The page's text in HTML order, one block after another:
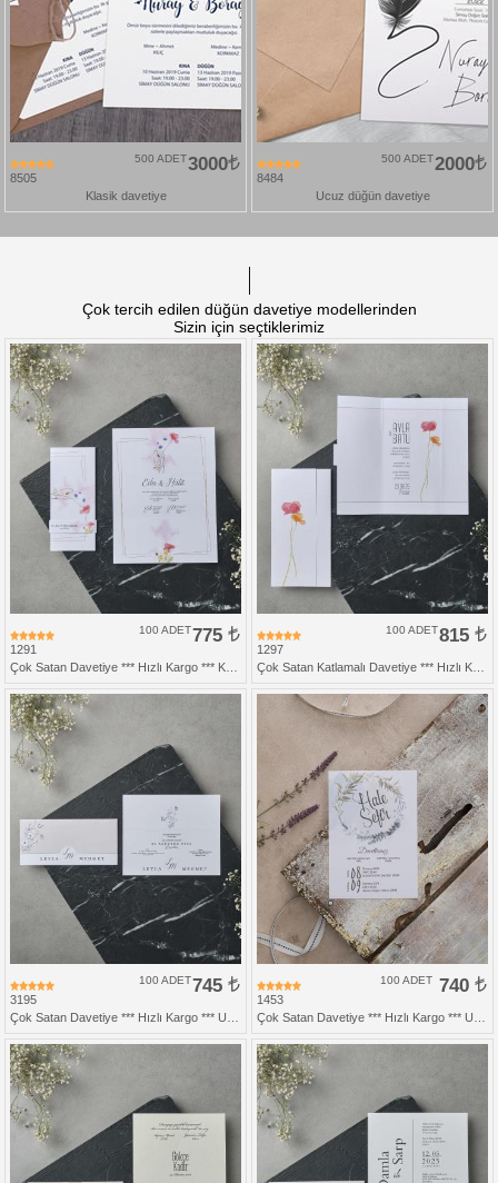
8505
3000
500 ADET
Klasik davetiye
8484
2000
500 ADET
Ucuz düğün davetiye
Çok tercih edilen düğün davetiye modellerinden
Sizin için seçtiklerimiz
1291
775
100 ADET
1297
815
100 ADET
3195
745
100 ADET
1453
740
100 ADET